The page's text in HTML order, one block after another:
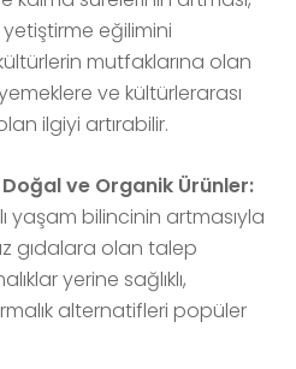
eğilimini
mutfaklarına olan
ve kültürlerarası
ilgiyi artırabilir.
Doğal ve Organik Ürünler:
yaşam bilincinin artmasıyla
gıdalara olan talep
yerine sağlıklı,
alternatifleri popüler